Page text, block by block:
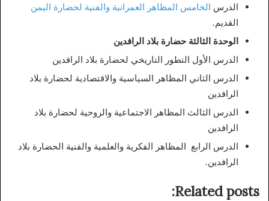
الدرس الخامس المظاهر العمرانية والفنية لحضارة اليمن
القديم.
الوحدة الثالثة حضارة بلاد الرافدين
الدرس الأول التطور التاريخي لحضارة بلاد الرافدين
الدرس الثاني المظاهر السياسية والاقتصادية لحضارة بلاد
الرافدين
الدرس الثالث المظاهر الاجتماعية والروحية لحضارة بلاد
الرافدين
الدرس الرابع المظاهر الفكرية والعلمية والفنية الحضارة بلاد
الرافدين.
Related posts: